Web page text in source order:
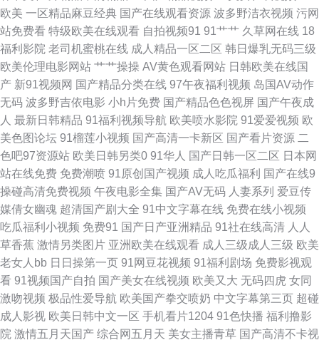
91黑料官网 麻豆探花 91福利视频在线看 九九国产精 视频福利999 92日日干
视频 日本生活片 国产传媒专区 欧美高清专区 ts赵恩静肛交 午夜诱惑av 91豆
花tv 超碰91处 内射嫂子影音先锋 中文字幕人妻在线一区 91综合精品 久久亚
州视频 超碰yb 日韩国产欧美性爱免费 99re草 成人不卡视频专区 欧美欧美欧
美欧美 国产福利微拍一区 日韩TV123区 在线黄色A91 91ncom一起操 91天
堂在线 福利涩导航 国产91在线播放 国产一区二哥 日韩精品黄色 91人人草
丝袜足交射精 91国精产品视频 91尤物视频网址在线 国产精品日产欧美久久
久久伊人热 日韩Aa 91rb热爆在线观看 亚洲日韩蜜桃 91私拍视频 91小视频
最新网址 阿v免费视频 国产91在线播 黄色av五月天性爱 亚洲美成人网 激情
欧美 一区精品麻豆经典 国产在线观看资源 波多野洁衣视频 污网
站免费看 特级欧美在线观看 自拍视频91 91艹艹 久草网在线 18
福利影院 老司机蜜桃在线 成人精品一区二区 韩日爆乳无码三级
欧美伦理电影网站 艹艹操操 AV黄色观看网站 日韩欧美在线国
产 新91视频网 国产精品分类在线 97午夜福利视频 岛国AV动作
无码 波多野吉依电影 小h片免费 国产精品色色视屏 国产午夜成
人 最新日韩精品 91福利视频导航 欧美喷水影院 91爱爱视频 欧
美色图论坛 91榴莲小视频 国产高清一卡新区 国产看片资源 二
色吧97资源站 欧美日韩另类0 91华人 国产日韩一区二区 日本网
站在线免费 免费潮喷 91原创国产视频 成人吃瓜福利 国产在线9
操碰高清免费视频 午夜电影全集 国产AV无码 人妻系列 爱豆传
媒倩女幽魂 超清国产剧大全 91中文字幕在线 免费在线小视频
吃瓜福利小视频 免费91 国产日产亚洲精品 91社在线高清 人人
草香蕉 激情另类图片 亚洲欧美在线观看 成人三级成人三级 欧美
老女人bb 日日操第一页 91网豆花视频 91福利剧场 免费影视观
看 91视频国产自拍 国产美女在线视频 欧美又大 无码四虎 女同
激吻视频 极品性爱导航 欧美国产拳交喷奶 中文字幕第三页 超碰
成人影视 欧美日韩中文一区 手机看片1204 91色快播 福利撸影
院 激情五月天国产 综合网五月天 美女主播青草 国产高清不卡视